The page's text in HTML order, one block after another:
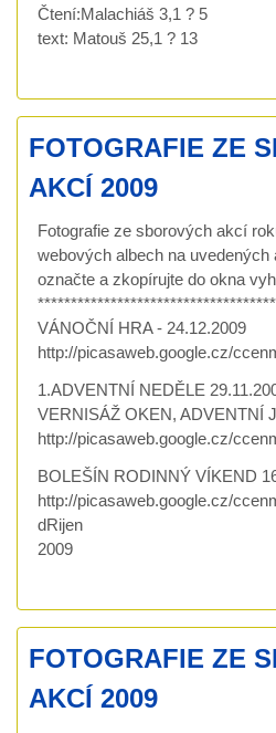
Čtení:Malachiáš 3,1 ? 5
text: Matouš 25,1 ? 13
FOTOGRAFIE ZE
AKCÍ 2009
Fotografie ze sborových akcí
webových albech na
označte a zkopírujte do okna
VÁNOČNÍ HRA - 24.12.2009
http://picasaweb.google.cz/
1.ADVENTNÍ NEDĚLE
VERNISÁŽ OKEN, ADVENTNÍ
http://picasaweb.google.cz/
BOLEŠÍN RODINNÝ VÍKEND
http://picasaweb.google.cz/
dRijen
2009
FOTOGRAFIE ZE
AKCÍ 2009